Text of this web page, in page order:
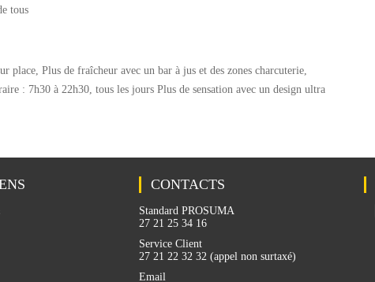
tous
place, Plus de fraîcheur avec un bar à jus et des zones charcuterie,
: 7h30 à 22h30, tous les jours Plus de sensation avec un design ultra
CONTACTS
Standard PROSUMA
27 21 25 34 16
Service Client
27 21 22 32 32 (appel non surtaxé)
Email